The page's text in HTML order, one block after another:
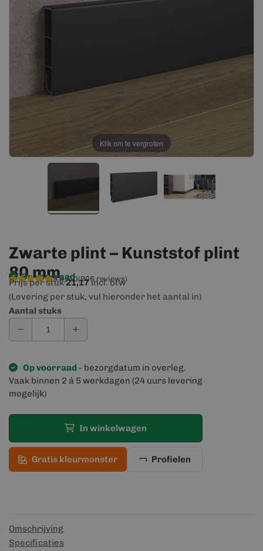
afbeeldingen-
afbeeldingen-
Klik om te vergroten
Zwarte plint – Kunststof plint
80 mm
Op voorraad
9,4/10(906 reviews)
Prijs per stuk21,17incl. btw
(Levering per stuk, vul hieronder het aantal in)
Aantal stuks
Op voorraad - bezorgdatum in overleg.
Vaak binnen 2 á 5 werkdagen (24 uurs levering
mogelijk)
In winkelwagen
Gratis kleurmonster Profielen
Omschrijving
Specificaties